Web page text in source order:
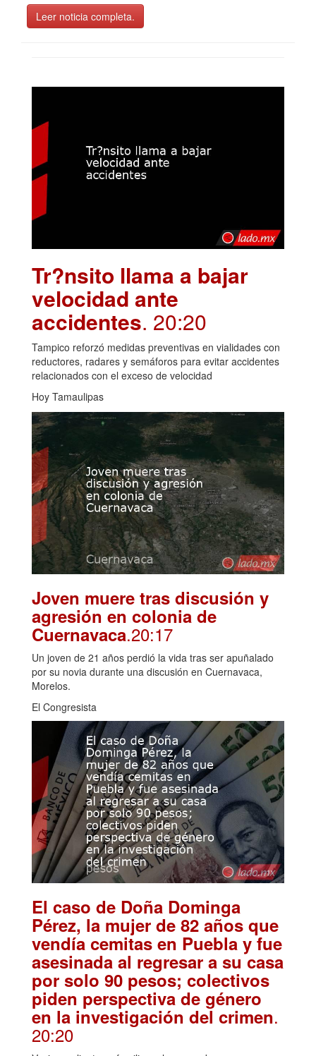
Leer noticia completa.
Tr?nsito llama a bajar
velocidad ante
accidentes. 20:20
Tampico reforzó medidas preventivas en vialidades con
reductores, radares y semáforos para evitar accidentes
relacionados con el exceso de velocidad
Hoy Tamaulipas
Joven muere tras discusión y
agresión en colonia de
Cuernavaca.20:17
Un joven de 21 años perdió la vida tras ser apuñalado
por su novia durante una discusión en Cuernavaca,
Morelos.
El Congresista
El caso de Doña Dominga
Pérez, la mujer de 82 años que
vendía cemitas en Puebla y fue
asesinada al regresar a su casa
por solo 90 pesos; colectivos
piden perspectiva de género
en la investigación del crimen.
20:20